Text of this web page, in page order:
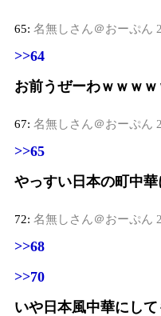
65: 名無しさん＠おーぷん
>>64
お前うぜーわｗｗｗｗ
67: 名無しさん＠おーぷん
>>65
やっすい日本の町中
72: 名無しさん＠おーぷん
>>68
>>70
いや日本風中華にし